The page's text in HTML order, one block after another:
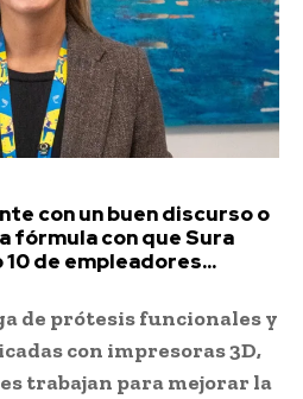
con un buen discurso o
fórmula con que Sura
de empleadores...
de prótesis funcionales y
con impresoras 3D,
trabajan para mejorar la